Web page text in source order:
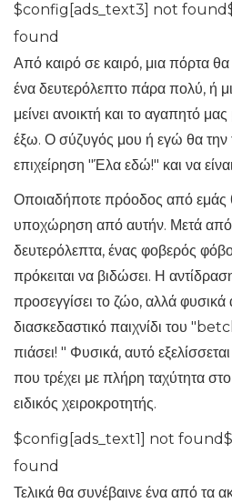
$config[ads_text3] not
found
Από καιρό σε καιρό, μια πόρτα θα
ένα δευτερόλεπτο πάρα πολύ, ή
μείνει ανοικτή και το αγαπητό
έξω. Ο σύζυγός μου ή εγώ θα την
επιχείρηση "Έλα εδώ!" και να
Οποιαδήποτε πρόοδος από εμάς
υποχώρηση από αυτήν. Μετά από
δευτερόλεπτα, ένας φοβερός φόβος
πρόκειται να βιδώσει. Η
προσεγγίσει το ζώο, αλλά φυσικά
διασκεδαστικό παιχνίδι του
πιάσει! " Φυσικά, αυτό
που τρέχει με πλήρη ταχύτητα
ειδικός χειροκροτητής.
$config[ads_text1] not
found
Τελικά θα συνέβαινε ένα από τα